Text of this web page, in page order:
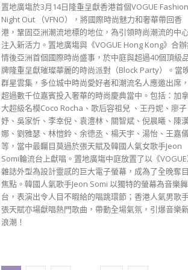
置地廣塲於3月14日隆重呈獻香港首個VOGUE
Night Out （VFNO），將國際時尚魅力和奢華帶回香
港，鞏固亞洲潮流地標的地位，為引領時尚潮流的中
注入新活力。置地廣塲與《VOGUE Hong Kong》合
情後亞洲首個國際時尚盛事，於中庭與超過40個頂級
牌隆重呈獻璀璨華麗的時尚派對（Block Party）。當
群星雲集，多位城中時尚愛好者和潮流名人應邀出席，
超過數千位嘉賓投入奢華的時尚慶典當中。包括：加
大超級名模Coco Rocha、歌后容祖兒 、王丹妮、廖子
妤、吳家忻、李幸倪、袁澧林、關智斌、倪晨曦、陳
娜、劉雅瑟、林愷鈴、余德丞、楊天宇、湯怡、王嘉
等，當中最矚目莫過於張天賦及韓國人氣女歌手Jeon
Somi輪流台上獻唱。置地廣塲中庭放置了以《VOGUE
雜誌外型為設計靈感的巨大電子螢幕，成為了全晚奪目
焦點。韓國人氣歌手Jeon Somi 以獨特的螢幕為音樂舞
台，表演出令人目不暇給的唱跳環節；香港人氣男歌
張天賦亦場獻唱熱門歌曲，帶動全場氣氛，引爆音樂
浪潮！